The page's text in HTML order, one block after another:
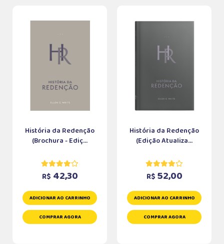
História da Redenção
(Brochura - Ediç...
R$ 42,30
ADICIONAR AO CARRINHO
COMPRAR AGORA
História da Redenção
(Edição Atualiza...
R$ 52,00
ADICIONAR AO CARRINHO
COMPRAR AGORA